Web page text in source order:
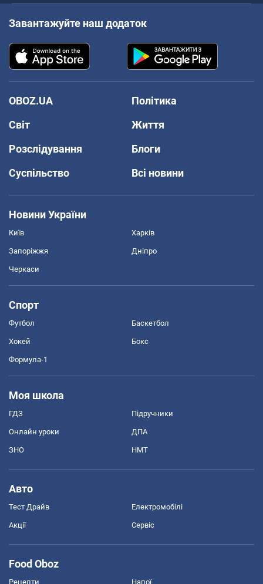
Завантажуйте наш додаток
OBOZ.UA
Політика
Світ
Життя
Розслідування
Блоги
Суспільство
Всі новини
Новини України
Київ Харків
Запоріжжя Дніпро
Черкаси
Спорт
Футбол Баскетбол
Хокей Бокс
Формула-1
Моя школа
ГДЗ Підручники
Онлайн уроки ДПА
ЗНО НМТ
Авто
Тест Драйв Електромобілі
Акції Сервіс
Food Oboz
Рецепти Напої